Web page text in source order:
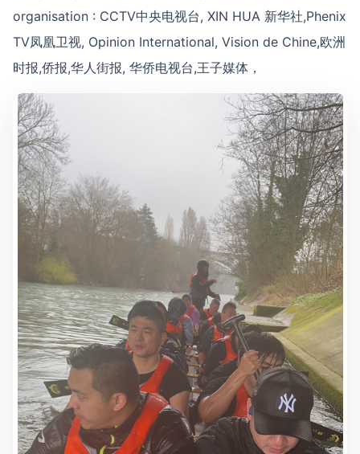
organisation : CCTV中央电视台, XIN HUA 新华社,Phenix
TV凤凰卫视, Opinion International, Vision de Chine,欧洲
时报,侨报,华人街报, 华侨电视台,王子媒体，